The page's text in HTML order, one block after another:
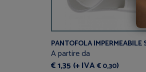
PANTOFOLA IMPERMEABILE
A partire da
€ 1,35 (+ IVA€ 0,30)